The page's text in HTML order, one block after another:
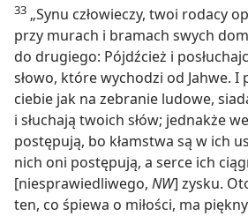
33 „Synu człowieczy, twoi rodacy
przy murach i bramach swych
do drugiego: Pójdźcież i
słowo, które wychodzi od Jahwe. I
ciebie jak na zebranie ludowe,
i słuchają twoich słów; jednakże
postępują, bo kłamstwa są w ich
nich oni postępują, a serce ich
[niesprawiedliwego, NW] zysku.
ten, co śpiewa o miłości, ma